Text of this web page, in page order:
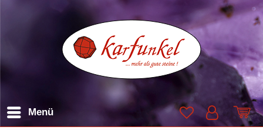
Menü